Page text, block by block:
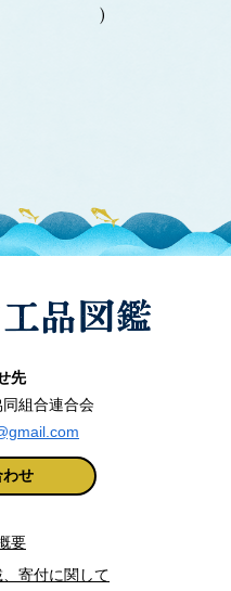
)
先
組合連合会
わせ
要
寄付に関して